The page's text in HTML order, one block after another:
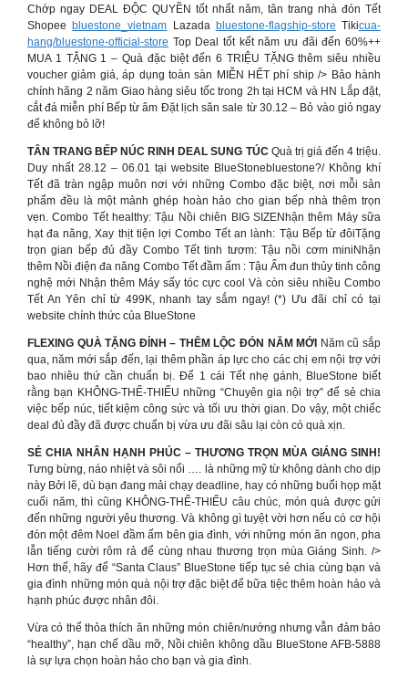
Chớp ngay DEAL ĐỘC QUYỀN tốt nhất năm, tân trang nhà đón Tết
Shopee bluestone_vietnam Lazada bluestone-flagship-store Tikicua-
hang/bluestone-official-store Top Deal tốt kết năm ưu đãi đến 60%++
MUA 1 TẶNG 1 – Quà đặc biệt đến 6 TRIỆU TẶNG thêm siêu nhiều
voucher giảm giá, áp dụng toàn sàn MIỄN HẾT phí ship /> Bảo hành
chính hãng 2 năm Giao hàng siêu tốc trong 2h tại HCM và HN Lắp đặt,
cắt đá miễn phí Bếp từ âm Đặt lịch săn sale từ 30.12 – Bỏ vào giỏ ngay
để không bỏ lỡ!
TÂN TRANG BẾP NÚC RINH DEAL SUNG TÚCQuà trị giá đến 4 triệu.
Duy nhất 28.12 – 06.01 tại website BlueStonebluestone?/ Không khí
Tết đã tràn ngập muôn nơi với những Combo đặc biệt, nơi mỗi sản
phẩm đều là một mảnh ghép hoàn hảo cho gian bếp nhà thêm trọn
vẹn. Combo Tết healthy: Tậu Nồi chiên BIG SIZENhận thêm Máy sữa
hạt đa năng, Xay thịt tiện lợi Combo Tết an lành: Tậu Bếp từ đôiTặng
trọn gian bếp đủ đầy Combo Tết tinh tươm: Tậu nồi cơm miniNhận
thêm Nồi điện đa năng Combo Tết đầm ấm : Tậu Ấm đun thủy tinh công
nghệ mới Nhận thêm Máy sấy tóc cực cool Và còn siêu nhiều Combo
Tết An Yên chỉ từ 499K, nhanh tay sắm ngay! (*) Ưu đãi chỉ có tại
website chính thức của BlueStone
FLEXING QUÀ TẶNG ĐỈNH – THÊM LỘC ĐÓN NĂM MỚI Năm cũ sắp
qua, năm mới sắp đến, lại thêm phần áp lực cho các chị em nội trợ với
bao nhiêu thứ cần chuẩn bị. Để 1 cái Tết nhẹ gánh, BlueStone biết
rằng bạn KHÔNG-THỂ-THIẾU những “Chuyên gia nội trợ” để sẻ chia
việc bếp núc, tiết kiệm công sức và tối ưu thời gian. Do vậy, một chiếc
deal đủ đầy đã được chuẩn bị vừa ưu đãi sâu lại còn có quà xịn.
SẺ CHIA NHÂN HẠNH PHÚC – THƯƠNG TRỌN MÙA GIÁNG SINH!
Tưng bừng, náo nhiệt và sôi nổi …. là những mỹ từ không dành cho dịp
này Bởi lẽ, dù bạn đang mải chạy deadline, hay có những buổi họp mặt
cuối năm, thì cũng KHÔNG-THỂ-THIẾU câu chúc, món quà được gửi
đến những người yêu thương. Và không gì tuyệt vời hơn nếu có cơ hội
đón một đêm Noel đầm ấm bên gia đình, với những món ăn ngon, pha
lẫn tiếng cười rôm rả để cùng nhau thương trọn mùa Giáng Sinh. />
Hơn thế, hãy để “Santa Claus” BlueStone tiếp tục sẻ chia cùng bạn và
gia đình những món quà nội trợ đặc biệt để bữa tiệc thêm hoàn hảo và
hạnh phúc được nhân đôi.
Vừa có thể thỏa thích ăn những món chiên/nướng nhưng vẫn đảm bảo
“healthy”, hạn chế dầu mỡ, Nồi chiên không dầu BlueStone AFB-5888
là sự lựa chọn hoàn hảo cho bạn và gia đình.